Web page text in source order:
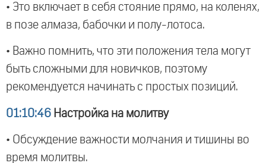
• Это включает в себя стояние прямо, на коленях,
в позе алмаза, бабочки и полу-лотоса.
• Важно помнить, что эти положения тела могут
быть сложными для новичков, поэтому
рекомендуется начинать с простых позиций.
01:10:46 Настройка на молитву
• Обсуждение важности молчания и тишины во
время молитвы.